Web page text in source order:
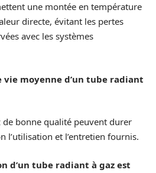
une montée en température
directe, évitant les pertes
avec les systèmes
vie moyenne d’un tube radiant
de bonne qualité peuvent durer
l’utilisation et l’entretien fournis.
d’un tube radiant à gaz est